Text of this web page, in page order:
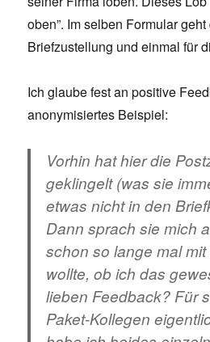
oben”. Im selben Formular
Briefzustellung und einmal für
Ich glaube fest an positive
anonymisiertes Beispiel:
Vorhin hat hier die
geklingelt (was sie
etwas nicht in den
Dann sprach sie mich
schon so lange mal
wollte, ob ich das
lieben Feedback? Für
Paket-Kollegen